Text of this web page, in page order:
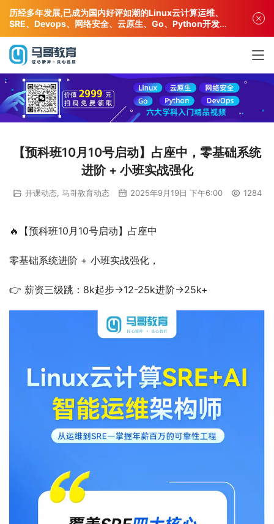
【预科班10月10号启动】占座中，零基础系统
进阶 + 小班实战强化
开课动态, 马哥教育动态 2025年9月19日 下午6:00 1284
🔥【预科班10月10号启动】占座中
零基础系统进阶 + 小班实战强化，
👉 薪资三级跳：8k起步→12-25k进阶→25k+
历经多年发展,已成为国内好评如潮的Linux云计算运维、
SRE、Devops、网络安全、云原生、Go、Python开发专
业人才培训机构!